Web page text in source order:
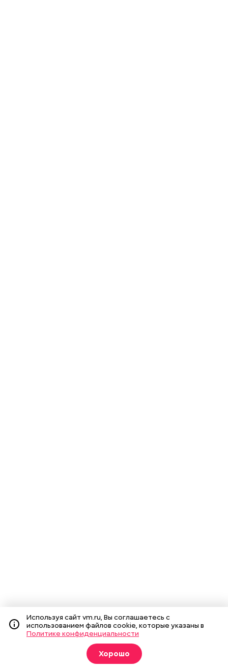
Используя сайт vm.ru, Вы соглашаетесь с
использованием файлов cookie, которые указаны в
Политике конфиденциальности
Хорошо